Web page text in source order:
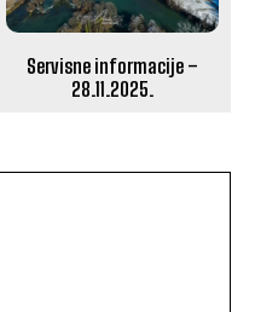
Servisne informacije –
28.11.2025.